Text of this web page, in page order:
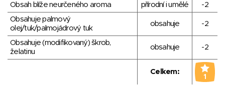
Obsah blíže neurčeného aroma
přírodní i umělé
-2
Obsahuje palmový
olej/tuk/palmojádrový tuk
obsahuje -2
Obsahuje (modifikovaný) škrob,
želatinu
obsahuje -2
Celkem:
1